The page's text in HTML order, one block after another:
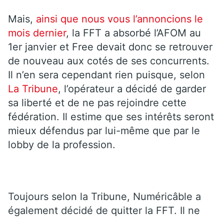
Mais, ainsi que nous vous l’annoncions le
mois dernier, la FFT a absorbé l’AFOM au
1er janvier et Free devait donc se retrouver
de nouveau aux cotés de ses concurrents.
Il n’en sera cependant rien puisque, selon
La Tribune, l’opérateur a décidé de garder
sa liberté et de ne pas rejoindre cette
fédération. Il estime que ses intérêts seront
mieux défendus par lui-même que par le
lobby de la profession.
Toujours selon la Tribune, Numéricâble a
également décidé de quitter la FFT. Il ne